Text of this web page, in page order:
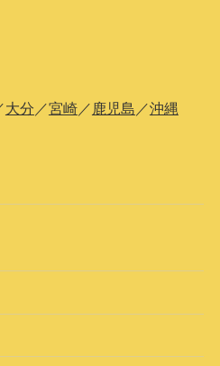
大分 ／宮崎／ 鹿児島 ／沖縄